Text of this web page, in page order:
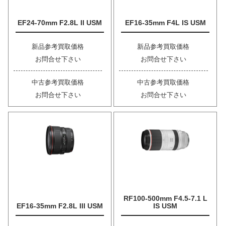
EF24-70mm F2.8L II USM
新品参考買取価格
お問合せ下さい
中古参考買取価格
お問合せ下さい
EF16-35mm F4L IS USM
新品参考買取価格
お問合せ下さい
中古参考買取価格
お問合せ下さい
EF16-35mm F2.8L III USM
RF100-500mm F4.5-7.1 L
IS USM